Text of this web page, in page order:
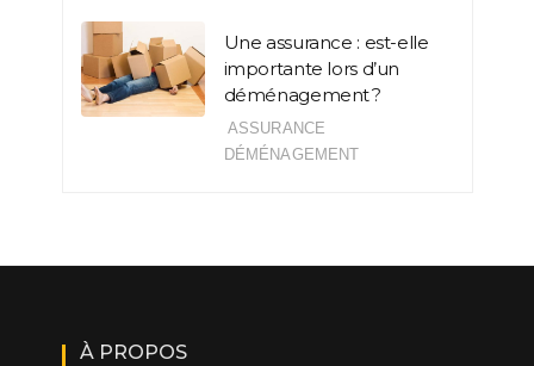
Une assurance : est-elle
importante lors d’un
déménagement ?
ASSURANCE
DÉMÉNAGEMENT
À PROPOS